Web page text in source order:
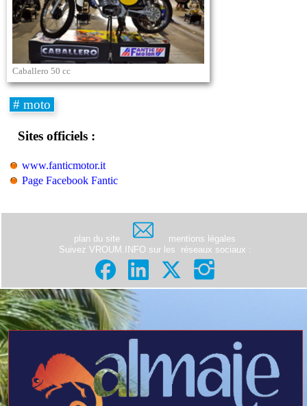
Caballero 50 cc
# moto
Sites officiels :
www.fanticmotor.it
Page Facebook Fantic
plan du site
mentions légales
Suivez VROUM.INFO sur les
réseaux sociaux :